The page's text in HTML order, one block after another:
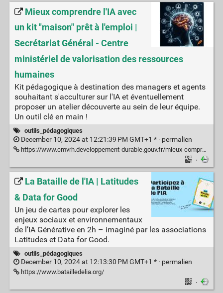
Mieux comprendre l'IA avec
un kit "maison" prêt à l'emploi |
Secrétariat Général - Centre
ministériel de valorisation des ressources
humaines
Kit pédagogique à destination des managers et agents
souhaitant s'acculturer sur l'IA et éventuellement
proposer un atelier découverte au sein de leur équipe.
Un outil clé en main !
outils_pédagogiques
December 10, 2024 at 12:21:39 PM GMT+1 * · permalien
https://www.cmvrh.developpement-durable.gouv.fr/mieux-comprendre-l-ia-avec-un-kit-maison-pret-a-l-a4799.html
·
La Bataille de l'IA | Latitudes
& Data for Good
Un jeu de cartes pour explorer les
enjeux sociaux et environnementaux
de l’IA Générative en 2h – imaginé par les associations
Latitudes et Data for Good.
outils_pédagogiques
December 10, 2024 at 12:13:30 PM GMT+1 * · permalien
https://www.batailledelia.org/
·